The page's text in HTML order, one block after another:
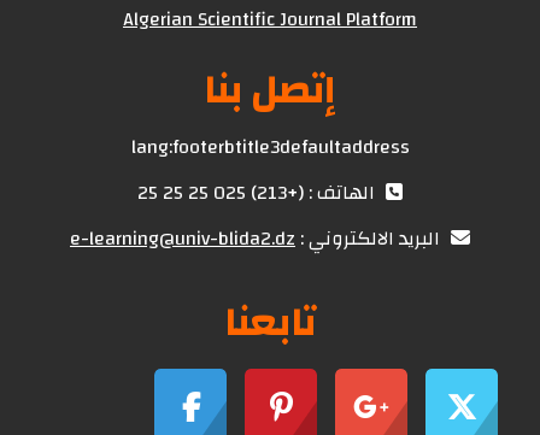
Algerian Scientific Journal Platform
إتصل بنا
lang:footerbtitle3defaultaddress
الهاتف : (+213) 025 25 25 25
البريد الالكتروني :e-learning@univ-blida2.dz
تابعنا